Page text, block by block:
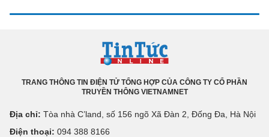
TRANG THÔNG TIN ĐIỆN TỬ TỔNG HỢP CỦA CÔNG TY CỔ PHẦN
TRUYỀN THÔNG VIETNAMNET
Địa chỉ: Tòa nhà C’land, số 156 ngõ Xã Đàn 2, Đống Đa, Hà Nội
Điện thoại: 094 388 8166